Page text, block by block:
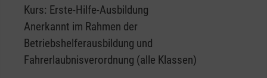
Kurs: Erste-Hilfe-Ausbildung
Anerkannt im Rahmen der
Betriebshelferausbildung und
Fahrerlaubnisverordnung (alle Klassen)